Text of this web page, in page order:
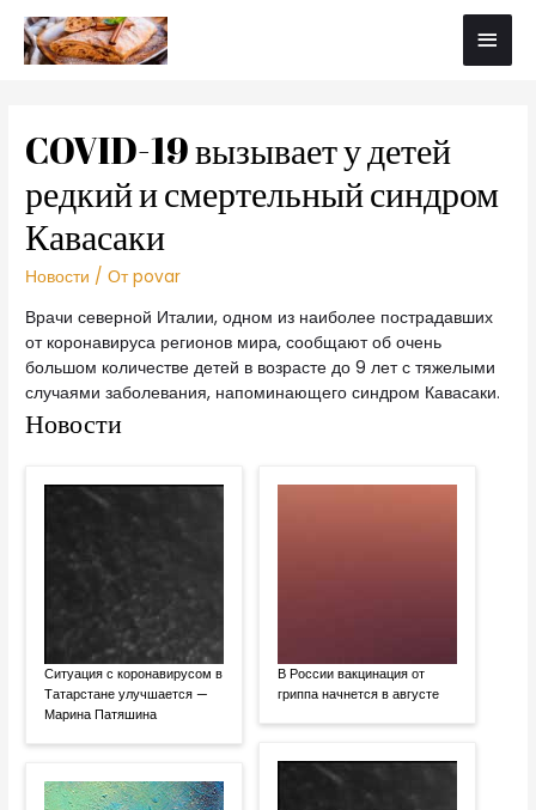
COVID-19 вызывает у детей
редкий и смертельный синдром
Кавасаки
Новости / От povar
Врачи северной Италии, одном из наиболее пострадавших
от коронавируса регионов мира, сообщают об очень
большом количестве детей в возрасте до 9 лет с тяжелыми
случаями заболевания, напоминающего синдром Кавасаки.
Новости
Ситуация с коронавирусом в
Татарстане улучшается —
Марина Патяшина
В России вакцинация от
гриппа начнется в августе